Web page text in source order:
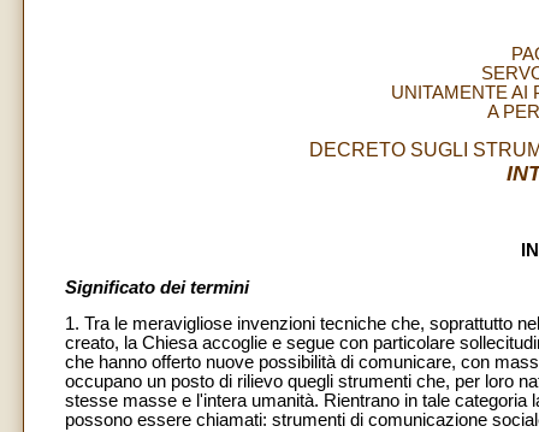
UNITAMENTE AI
A
DECRETO SUGLI
Significato dei termini
1. Tra le meravigliose invenzioni tecniche che, soprattutto
creato, la Chiesa accoglie e segue con particolare
che hanno offerto nuove possibilità di comunicare, con
occupano un posto di rilievo quegli strumenti che, per loro
stesse masse e l'intera umanità. Rientrano in tale categoria
possono essere chiamati: strumenti di comunicazione